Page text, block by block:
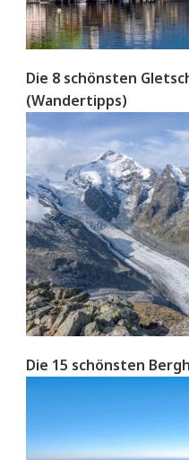
Die 8 schönsten
(Wandertipps)
Die 15 schönsten